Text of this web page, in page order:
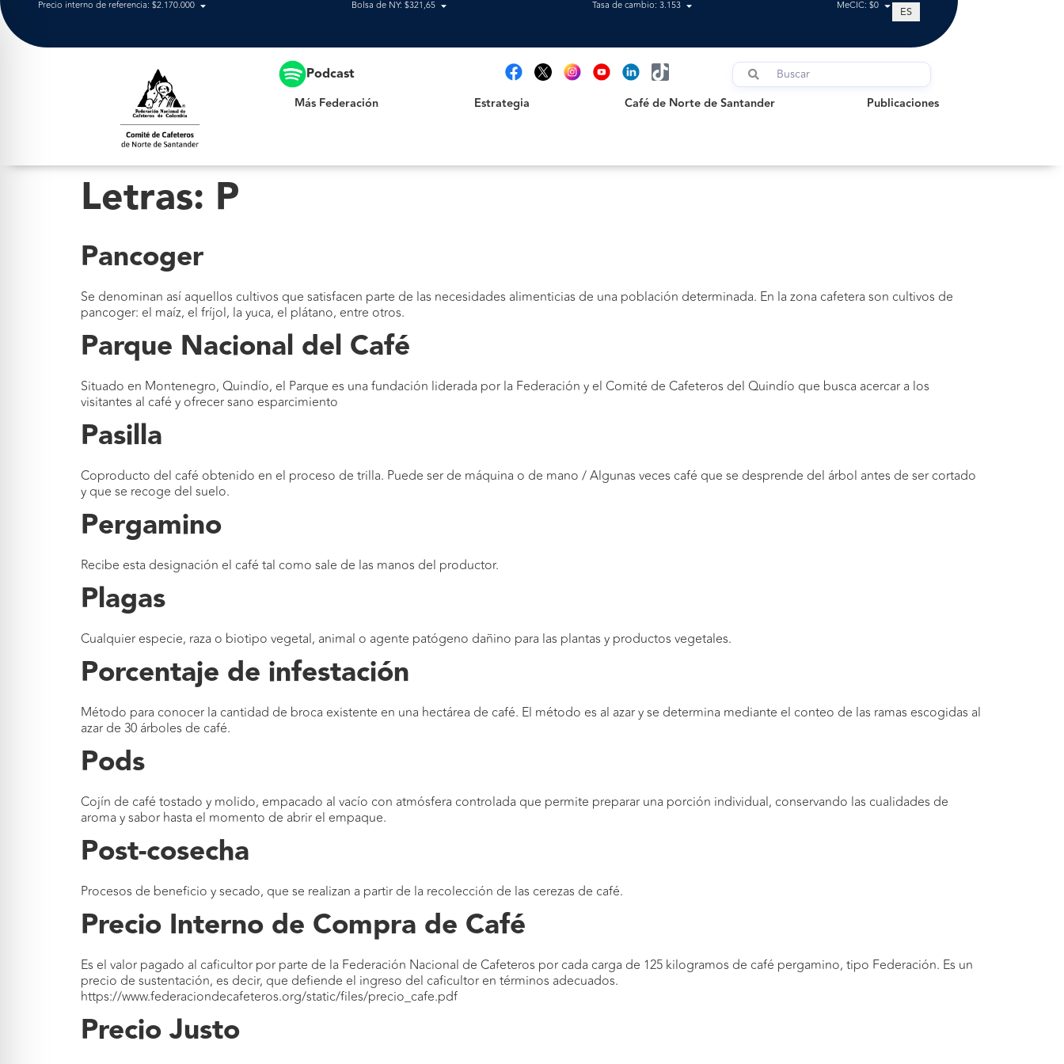
Precio interno de referencia: $2.170.000 Bolsa de NY: $321,65 Tasa de cambio: 3.153 MeCIC: $0 ES
Podcast
Más Federación Estrategia Café de Norte de Santander Publicaciones
Publicaciones
Letras: P
Pancoger
Se denominan así aquellos cultivos que satisfacen parte de las necesidades alimenticias de una población determinada. En la zona cafetera son cultivos de
pancoger: el maíz, el fríjol, la yuca, el plátano, entre otros.
Parque Nacional del Café
Situado en Montenegro, Quindío, el Parque es una fundación liderada por la Federación y el Comité de Cafeteros del Quindío que busca acercar a los
visitantes al café y ofrecer sano esparcimiento
Pasilla
Coproducto del café obtenido en el proceso de trilla. Puede ser de máquina o de mano / Algunas veces café que se desprende del árbol antes de ser cortado
y que se recoge del suelo.
Pergamino
Recibe esta designación el café tal como sale de las manos del productor.
Plagas
Cualquier especie, raza o biotipo vegetal, animal o agente patógeno dañino para las plantas y productos vegetales.
Porcentaje de infestación
Método para conocer la cantidad de broca existente en una hectárea de café. El método es al azar y se determina mediante el conteo de las ramas escogidas al
azar de 30 árboles de café.
Pods
Cojín de café tostado y molido, empacado al vacío con atmósfera controlada que permite preparar una porción individual, conservando las cualidades de
aroma y sabor hasta el momento de abrir el empaque.
Post-cosecha
Procesos de beneficio y secado, que se realizan a partir de la recolección de las cerezas de café.
Precio Interno de Compra de Café
Es el valor pagado al caficultor por parte de la Federación Nacional de Cafeteros por cada carga de 125 kilogramos de café pergamino, tipo Federación. Es un
precio de sustentación, es decir, que defiende el ingreso del caficultor en términos adecuados.
https://www.federaciondecafeteros.org/static/files/precio_cafe.pdf
Precio Justo